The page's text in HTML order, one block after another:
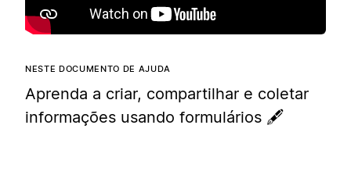
NESTE DOCUMENTO DE AJUDA
Aprenda a criar, compartilhar e coletar
informações usando formulários 🖋️